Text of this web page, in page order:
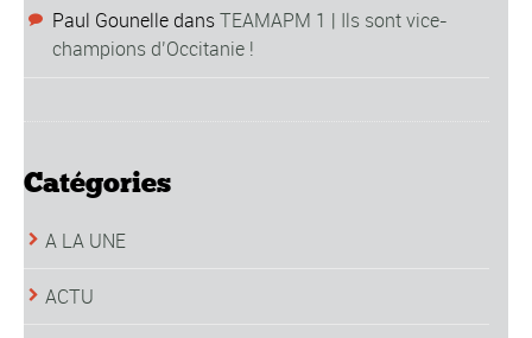
Paul Gounelle dansTEAMAPM 1 | Ils sont vice-
champions d’Occitanie !
Catégories
A LA UNE
ACTU